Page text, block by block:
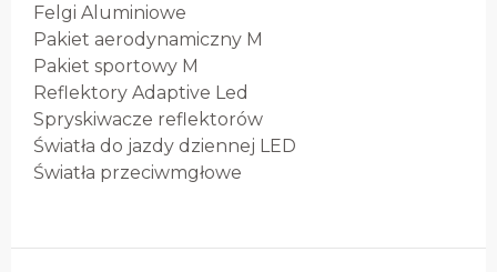
Felgi Aluminiowe
Pakiet aerodynamiczny M
Pakiet sportowy M
Reflektory Adaptive Led
Spryskiwacze reflektorów
Światła do jazdy dziennej LED
Światła przeciwmgłowe